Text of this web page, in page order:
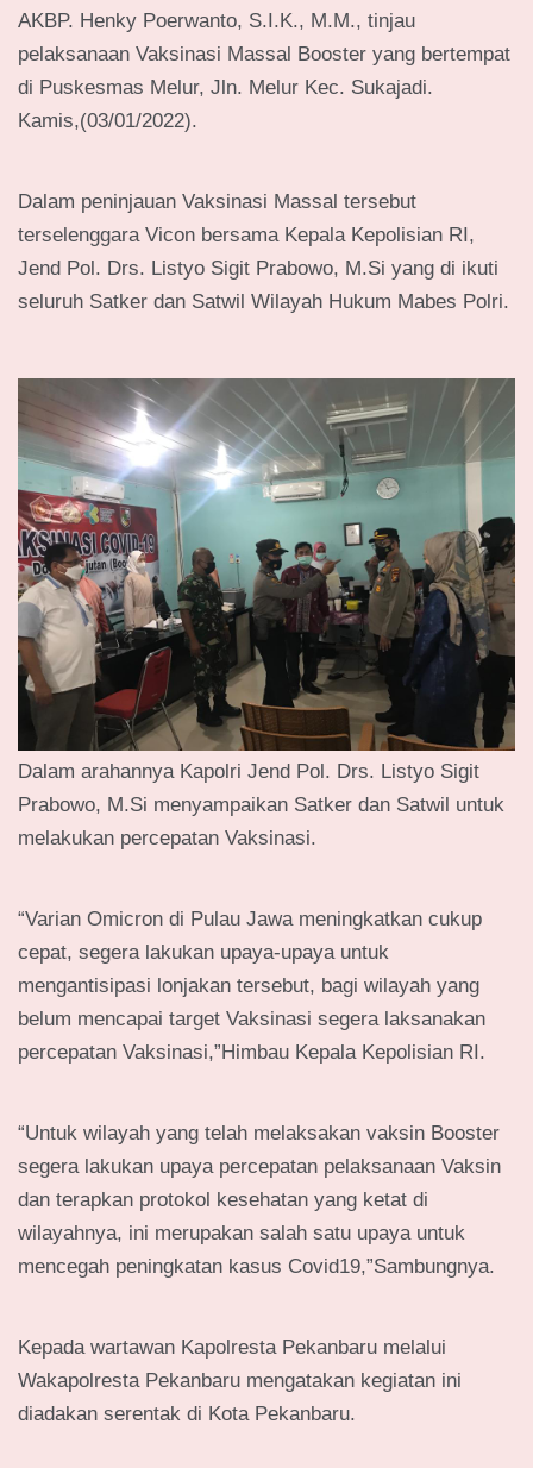
AKBP. Henky Poerwanto, S.I.K., M.M., tinjau
pelaksanaan Vaksinasi Massal Booster yang bertempat
di Puskesmas Melur, Jln. Melur Kec. Sukajadi.
Kamis,(03/01/2022).
Dalam peninjauan Vaksinasi Massal tersebut
terselenggara Vicon bersama Kepala Kepolisian RI,
Jend Pol. Drs. Listyo Sigit Prabowo, M.Si yang di ikuti
seluruh Satker dan Satwil Wilayah Hukum Mabes Polri.
Dalam arahannya Kapolri Jend Pol. Drs. Listyo Sigit
Prabowo, M.Si menyampaikan Satker dan Satwil untuk
melakukan percepatan Vaksinasi.
“Varian Omicron di Pulau Jawa meningkatkan cukup
cepat, segera lakukan upaya-upaya untuk
mengantisipasi lonjakan tersebut, bagi wilayah yang
belum mencapai target Vaksinasi segera laksanakan
percepatan Vaksinasi,”Himbau Kepala Kepolisian RI.
“Untuk wilayah yang telah melaksakan vaksin Booster
segera lakukan upaya percepatan pelaksanaan Vaksin
dan terapkan protokol kesehatan yang ketat di
wilayahnya, ini merupakan salah satu upaya untuk
mencegah peningkatan kasus Covid19,”Sambungnya.
Kepada wartawan Kapolresta Pekanbaru melalui
Wakapolresta Pekanbaru mengatakan kegiatan ini
diadakan serentak di Kota Pekanbaru.